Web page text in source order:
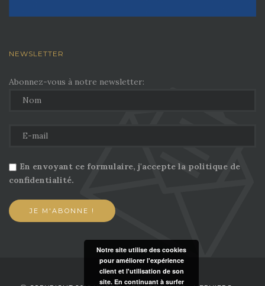
NEWSLETTER
Abonnez-vous à notre newsletter:
En envoyant ce formulaire, j'accepte la politique de
confidentialité.
Notre site utilise des cookies
pour améliorer l'expérience
client et l'utilisation de son
site. En continuant à surfer